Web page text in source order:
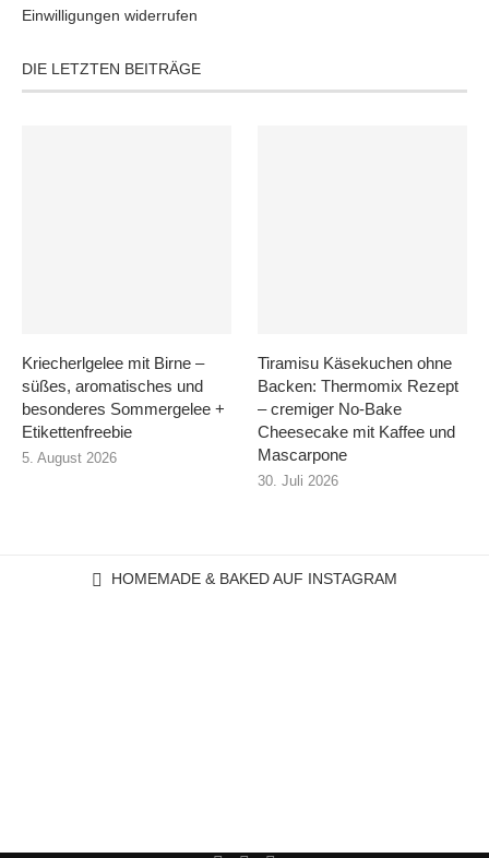
Einwilligungen widerrufen
DIE LETZTEN BEITRÄGE
Kriecherlgelee mit Birne –
süßes, aromatisches und
besonderes Sommergelee +
Etikettenfreebie
5. August 2026
Tiramisu Käsekuchen ohne
Backen: Thermomix Rezept
– cremiger No-Bake
Cheesecake mit Kaffee und
Mascarpone
30. Juli 2026
HOMEMADE & BAKED AUF INSTAGRAM